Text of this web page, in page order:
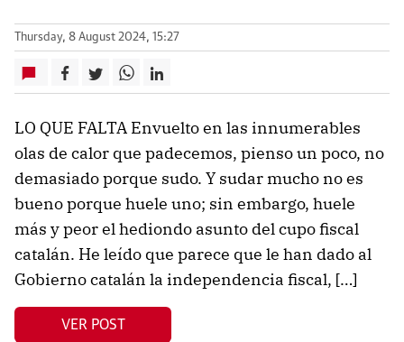
Thursday, 8 August 2024, 15:27
LO QUE FALTA Envuelto en las innumerables
olas de calor que padecemos, pienso un poco, no
demasiado porque sudo. Y sudar mucho no es
bueno porque huele uno; sin embargo, huele
más y peor el hediondo asunto del cupo fiscal
catalán. He leído que parece que le han dado al
Gobierno catalán la independencia fiscal, […]
VER POST